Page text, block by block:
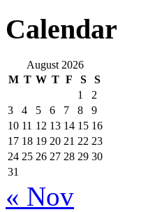
Calendar
August 2026
M T W T F S
S
1
2
3
4 5 6 7 8
9
10 11 12 13 14 15 16
17 18 19 20 21 22 23
24 25 26 27 28 29 30
31
« Nov